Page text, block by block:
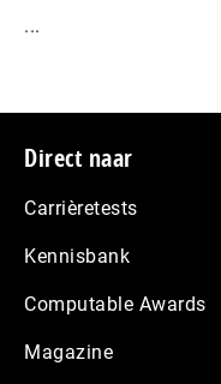
...
Footer
Direct naar
Carrièretests
Kennisbank
Computable Awards
Magazine